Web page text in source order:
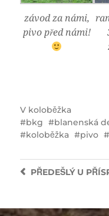
závod za námi,
pivo před námi!
V koloběžka
bkg
blanenská
koloběžka
pivo
PŘEDEŠLÝU